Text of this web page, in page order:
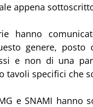
appena
hanno
genere,
e non di una
tavoli specifici che
e SNAMI hanno